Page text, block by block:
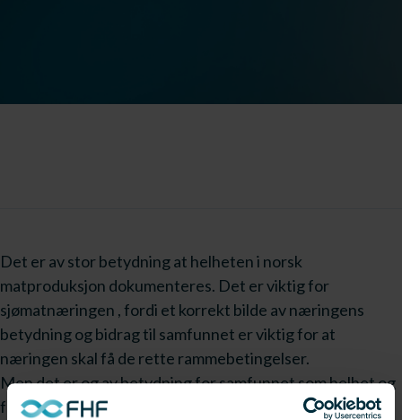
Det er av stor betydning at helheten i norsk
matproduksjon dokumenteres. Det er viktig for
sjømatnæringen , fordi et korrekt bilde av næringens
betydning og bidrag til samfunnet er viktig for at
næringen skal få de rette rammebetingelser.
Men det er og av betydning for samfunnet som helhet og
for forståelsen av de forskjellige sektorers betydning og